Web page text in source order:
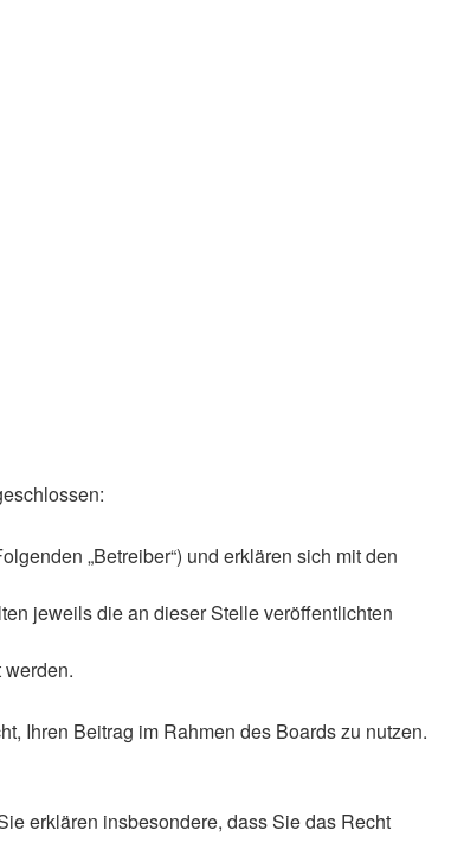
„Betreiber“) und erklären sich mit den
jeweils die an dieser Stelle veröffentlichten
Ihren Beitrag im Rahmen des Boards zu nutzen.
erklären insbesondere, dass Sie das Recht